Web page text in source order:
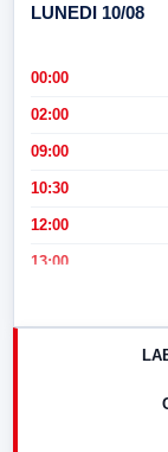
LUNEDI 10/08
00:00
02:00
09:00
10:30
12:00
13:00